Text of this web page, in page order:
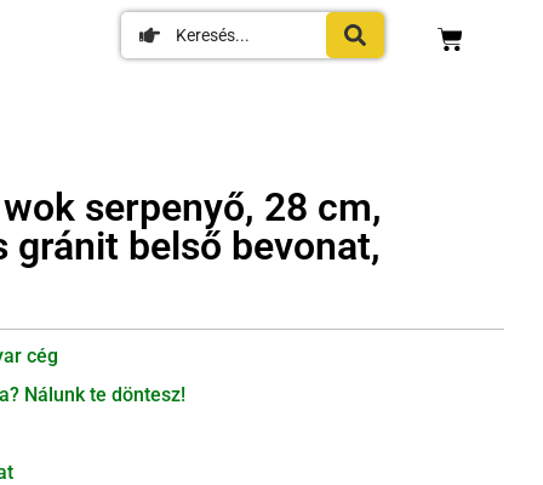
serpenyő, 28 cm,
gránit belső bevonat,
cég
Nálunk te döntesz!